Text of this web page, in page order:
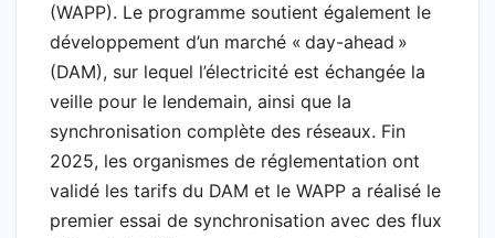
(WAPP). Le programme soutient également le
développement d’un marché « day-ahead »
(DAM), sur lequel l’électricité est échangée la
veille pour le lendemain, ainsi que la
synchronisation complète des réseaux. Fin
2025, les organismes de réglementation ont
validé les tarifs du DAM et le WAPP a réalisé le
premier essai de synchronisation avec des flux